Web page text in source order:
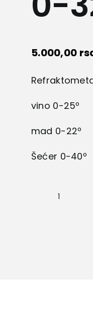
5.000,00
vino 0-25º
mad 0-22º
Šećer 0-40º